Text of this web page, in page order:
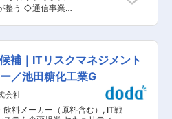
。 ■企業の
業務を担います。
クライアント・
チェンジを図りた
■当社に
師のトライ」を
は38万人・指導
実ともに教育業
たノウハウを生か
整う ◇通信事業で
ークソリューシ
向けの提案支援を
ークとセキュリテ
を、お客さま環境
営業部門や技術部
していただきま
補｜ITリスクマネジメント
／池田糖化工業G
会社
飲料メーカー（原料含む） , IT戦